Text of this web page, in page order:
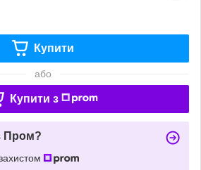
Купити
або
Купити з
Пром?